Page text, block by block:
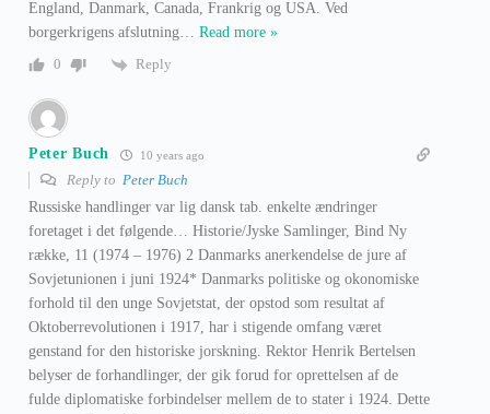
England, Danmark, Canada, Frankrig og USA. Ved
borgerkrigens afslutning
Read more »
0
Reply
Peter Buch 10 years ago
Reply to Peter Buch
Russiske handlinger var lig dansk tab. enkelte ændringer
foretaget i det følgende… Historie/Jyske Samlinger, Bind Ny
række, 11 (1974 – 1976) 2 Danmarks anerkendelse de jure af
Sovjetunionen i juni 1924* Danmarks politiske og okonomiske
forhold til den unge Sovjetstat, der opstod som resultat af
Oktoberrevolutionen i 1917, har i stigende omfang været
genstand for den historiske jorskning. Rektor Henrik Bertelsen
belyser de forhandlinger, der gik forud for oprettelsen af de
fulde diplomatiske forbindelser mellem de to stater i 1924. Dette